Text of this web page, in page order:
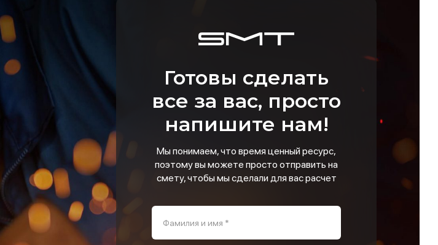
Готовы сделать
все за вас, просто
напишите нам!
Мы понимаем, что время ценный ресурс,
поэтому вы можете просто отправить на
смету, чтобы мы сделали для вас расчет
Фамилия и имя *